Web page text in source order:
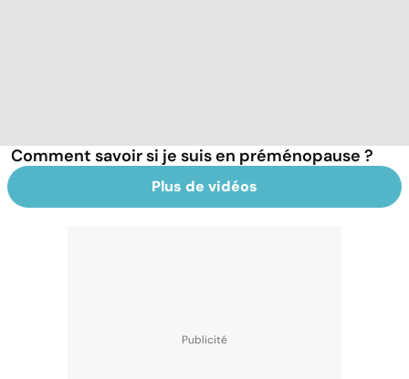
Comment savoir si je suis en préménopause ?
Plus de vidéos